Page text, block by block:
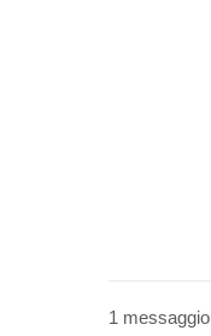
1 messaggio